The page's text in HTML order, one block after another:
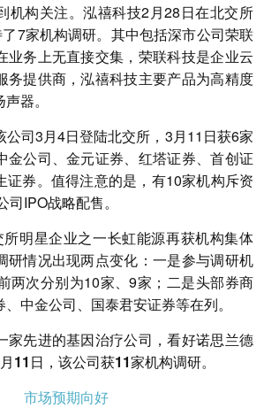
机构关注。泓禧科技2月28日在北交所
7家机构调研。其中包括深市公司荣联
业务上无直接交集，荣联科技是企业云
务提供商，泓禧科技主要产品为高精度
器。
公司3月4日登陆北交所，3月11日获6家
金公司、金元证券、红塔证券、首创证
证券。值得注意的是，有10家机构斥资
IPO战略配售。
明星企业之一长虹能源再获机构集体
研情况出现两点变化：一是参与调研机
两次分别为10家、9家；二是头部券商
中金公司、国泰君安证券等在列。
家先进的基因治疗公司，看好诺思兰德
11日，该公司获11家机构调研。
市场预期向好